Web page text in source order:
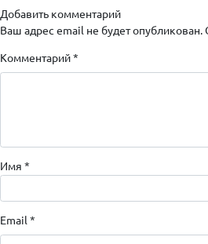
Добавить комментарий
Ваш адрес email не будет опубликован.
Комментарий*
Имя *
Email *